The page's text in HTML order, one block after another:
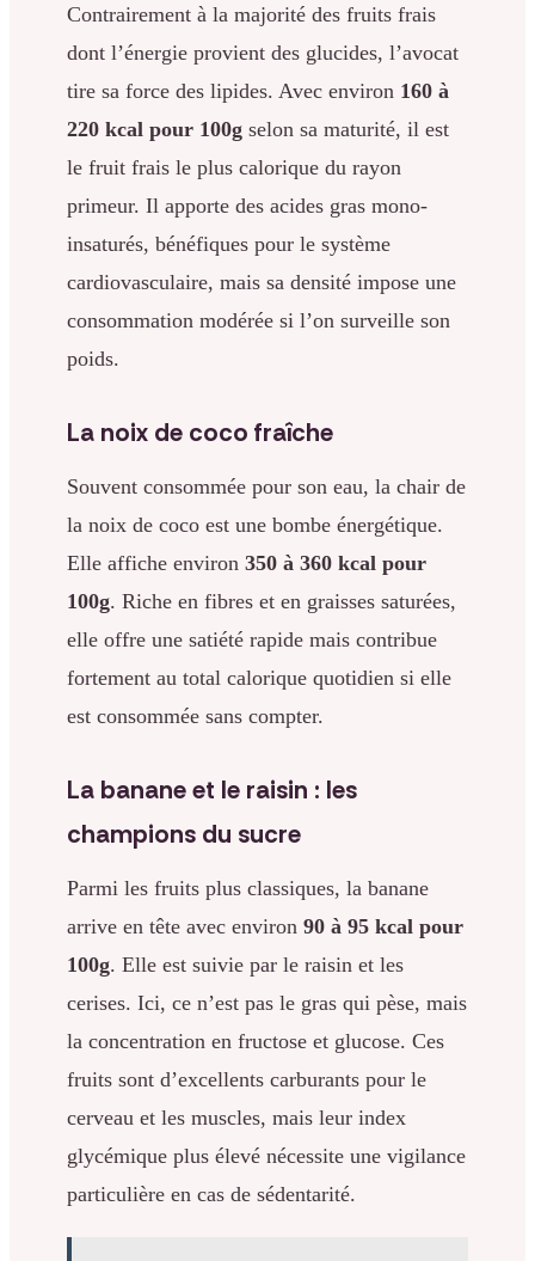
Contrairement à la majorité des fruits frais
dont l’énergie provient des glucides, l’avocat
tire sa force des lipides. Avec environ 160 à
220 kcal pour 100g selon sa maturité, il est
le fruit frais le plus calorique du rayon
primeur. Il apporte des acides gras mono-
insaturés, bénéfiques pour le système
cardiovasculaire, mais sa densité impose une
consommation modérée si l’on surveille son
poids.
La noix de coco fraîche
Souvent consommée pour son eau, la chair de
la noix de coco est une bombe énergétique.
Elle affiche environ 350 à 360 kcal pour
100g. Riche en fibres et en graisses saturées,
elle offre une satiété rapide mais contribue
fortement au total calorique quotidien si elle
est consommée sans compter.
La banane et le raisin : les
champions du sucre
Parmi les fruits plus classiques, la banane
arrive en tête avec environ 90 à 95 kcal pour
100g. Elle est suivie par le raisin et les
cerises. Ici, ce n’est pas le gras qui pèse, mais
la concentration en fructose et glucose. Ces
fruits sont d’excellents carburants pour le
cerveau et les muscles, mais leur index
glycémique plus élevé nécessite une vigilance
particulière en cas de sédentarité.